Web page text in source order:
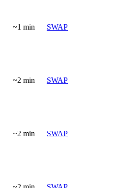
~1 min SWAP
~2 min SWAP
~2 min SWAP